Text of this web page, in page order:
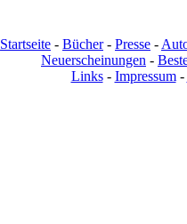
Startseite - Bücher- Presse -
Neuerscheinungen -
Links- Impressum-